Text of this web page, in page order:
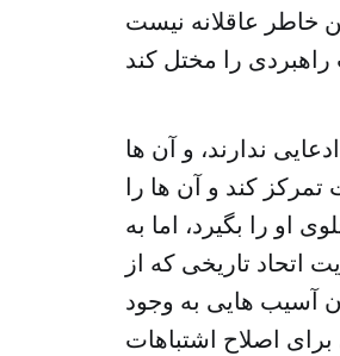
خاطر عاقلانه نیست
ندارند، و آن ها
تمرکز کند و آن ها را
او را بگیرد، اما به
تاریخی که از
آسیب هایی به وجود
اصلاح اشتباهات